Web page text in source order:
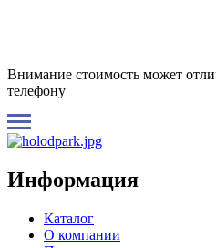
Внимание стоимость может
телефону
Информация
Каталог
О компании